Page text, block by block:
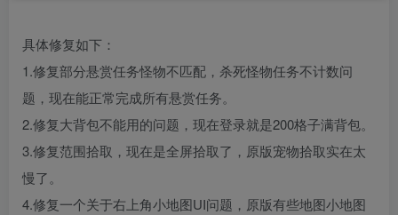
具体修复如下：
1.修复部分悬赏任务怪物不匹配，杀死怪物任务不计数问
题，现在能正常完成所有悬赏任务。
2.修复大背包不能用的问题，现在登录就是200格子满背包。
3.修复范围拾取，现在是全屏拾取了，原版宠物拾取实在太
慢了。
4.修复一个关于右上角小地图UI问题，原版有些地图小地图